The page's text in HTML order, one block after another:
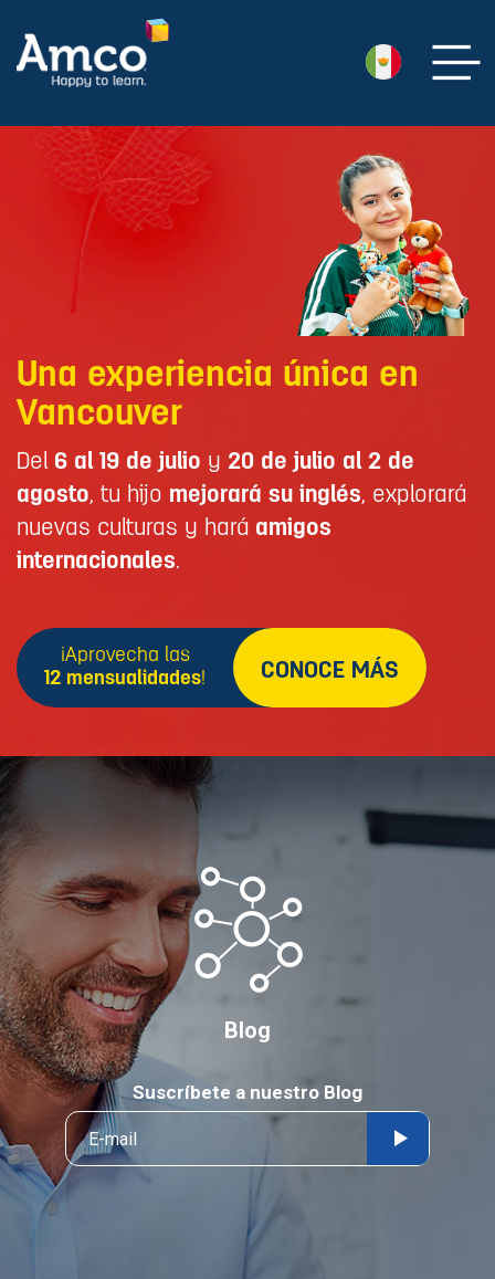
Una experiencia única en
Vancouver
Del 6 al 19 de julio y 20 de julio al 2 de
agosto, tu hijo mejorará su inglés, explorará
nuevas culturas y hará amigos
internacionales.
¡Aprovecha las
12 mensualidades! CONOCE MÁS
Blog
Suscríbete a nuestro Blog